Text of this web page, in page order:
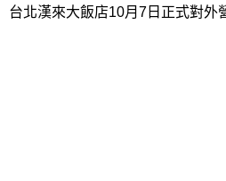
台北漢來大飯店10月7日正式對外